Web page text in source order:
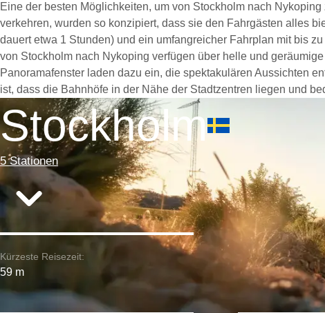
Eine der besten Möglichkeiten, um von Stockholm nach
verkehren, wurden so konzipiert, dass sie den Fahrgästen alles
dauert etwa 1 Stunden) und ein umfangreicher Fahrplan mit bis
von Stockholm nach Nykoping verfügen über helle und
Panoramafenster laden dazu ein, die spektakulären Aussichten
ist, dass die Bahnhöfe in der Nähe der Stadtzentren liegen und
Stockholm
5 Stationen
Kürzeste Reisezeit:
59 m